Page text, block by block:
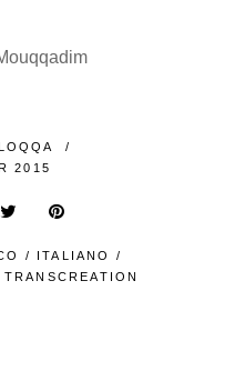
2015
/ ITALIANO
/
TRANSCREATION